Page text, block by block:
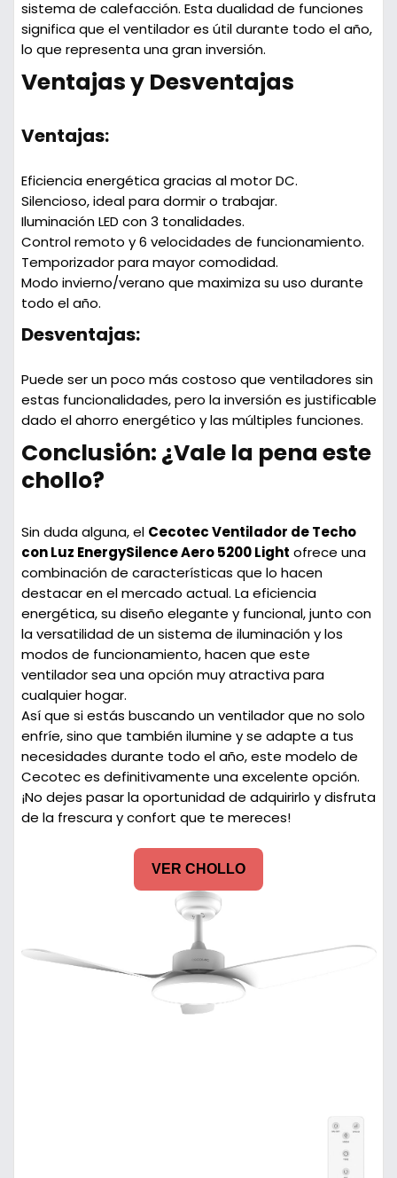
sistema de calefacción. Esta dualidad de funciones
significa que el ventilador es útil durante todo el año,
lo que representa una gran inversión.
Ventajas y Desventajas
Ventajas:
Eficiencia energéticagracias al motor DC.
Silencioso, ideal para dormir o trabajar.
Iluminación LED con 3 tonalidades.
Control remoto y6 velocidades de funcionamiento.
Temporizadorpara mayor comodidad.
Modo invierno/verano que maximiza su uso durante
todo el año.
Desventajas:
Puede ser un poco más costoso que ventiladores sin
estas funcionalidades, pero la inversión es justificable
dado el ahorro energético y las múltiples funciones.
Conclusión: ¿Vale la pena este
chollo?
Sin duda alguna, el Cecotec Ventilador de Techo
con Luz EnergySilence Aero 5200 Light ofrece una
combinación de características que lo hacen
destacar en el mercado actual. La eficiencia
energética, su diseño elegante y funcional, junto con
la versatilidad de un sistema de iluminación y los
modos de funcionamiento, hacen que este
ventilador sea una opción muy atractiva para
cualquier hogar.
Así que si estás buscando un ventilador que no solo
enfríe, sino que también ilumine y se adapte a tus
necesidades durante todo el año, este modelo de
Cecotec es definitivamente una excelente opción.
¡No dejes pasar la oportunidad de adquirirlo y disfruta
de la frescura y confort que te mereces!
VER CHOLLO